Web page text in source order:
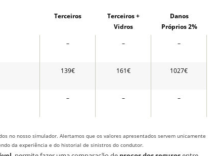
Terceiros
Terceiros +
Vidros
Danos
Próprios 2%
– – –
139€ 161€ 1027€
– – –
no nosso simulador. Alertamos que os valores apresentados servem unicamente
da experiência e do historial de sinistros do condutor.